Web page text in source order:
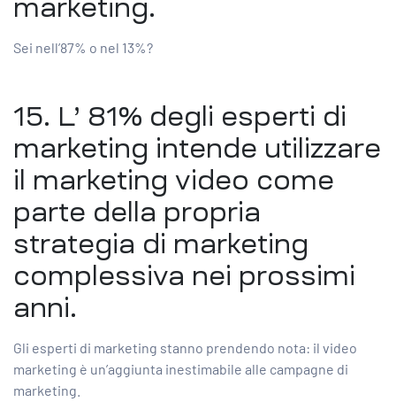
marketing.
Sei nell’87% o nel 13%?
15. L’ 81% degli esperti di
marketing intende utilizzare
il marketing video come
parte della propria
strategia di marketing
complessiva nei prossimi
anni.
Gli esperti di marketing stanno prendendo nota: il video
marketing è un’aggiunta inestimabile alle campagne di
marketing.